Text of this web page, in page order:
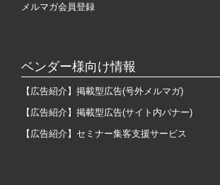
メルマガ会員登録
ベンダー様向け情報
【広告紹介】掲載型広告(号外メルマガ)
【広告紹介】掲載型広告(サイト内バナー)
【広告紹介】セミナー集客支援サービス